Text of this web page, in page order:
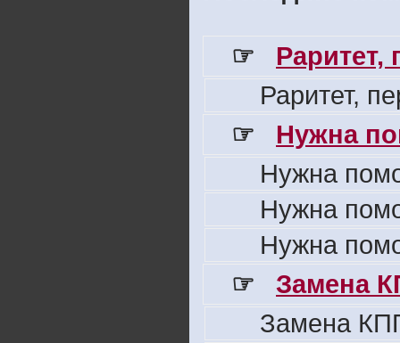
☞
Раритет,
Раритет,
☞
Нужна
Нужна
Нужна
Нужна
☞
Замена
Замена